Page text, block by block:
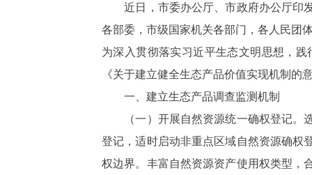
近日，市委办公厅、市政府办公厅印发
各部委，市级国家机关各部门，各人民团
为深入贯彻落实习近平生态文明思想，
《关于建立健全生态产品价值实现机制
一、建立生态产品调查监测机制
（一）开展自然资源统一确权登记。选
登记，适时启动非重点区域自然资源确权
权边界。丰富自然资源资产使用权类型，